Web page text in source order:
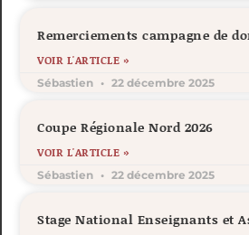
Remerciements campagne de
VOIR L'ARTICLE »
Sébastien 22 décembre 2025
Coupe Régionale Nord 2026
VOIR L'ARTICLE »
Sébastien 22 décembre 2025
Stage National Enseignants et